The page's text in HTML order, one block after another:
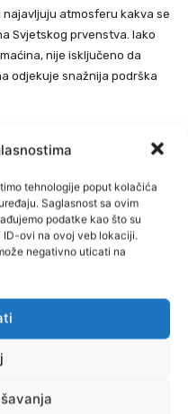
tehnologije poput kolačića
Saglasnost sa ovim
podatke kao što su
ID-ovi na ovoj veb lokaciji.
negativno uticati na
atmosferu kakva se
Svjetskog prvenstva. Iako
nije isključeno da
odjekuje snažnija podrška
za pravi spektakl, a navijači
potvrditi reputaciju jednih od
reprezentativnog